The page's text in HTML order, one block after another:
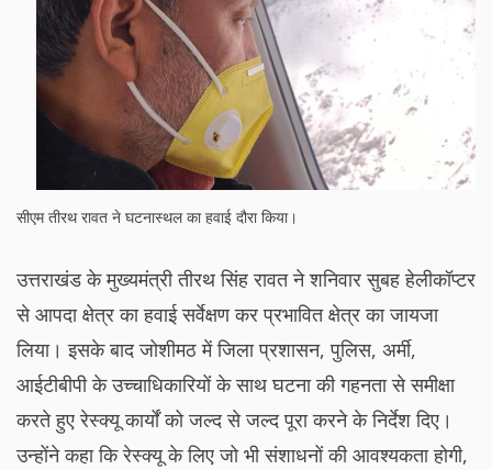
सीएम तीरथ रावत ने घटनास्थल का हवाई दौरा किया।
उत्तराखंड के मुख्यमंत्री तीरथ सिंह रावत ने शनिवार सुबह हेलीकॉप्टर
से आपदा क्षेत्र का हवाई सर्वेक्षण कर प्रभावित क्षेत्र का जायजा
लिया। इसके बाद जोशीमठ में जिला प्रशासन, पुलिस, अर्मी,
आईटीबीपी के उच्चाधिकारियों के साथ घटना की गहनता से समीक्षा
करते हुए रेस्क्यू कार्यों को जल्द से जल्द पूरा करने के निर्देश दिए।
उन्होंने कहा कि रेस्क्यू के लिए जो भी संशाधनों की आवश्यकता होगी,